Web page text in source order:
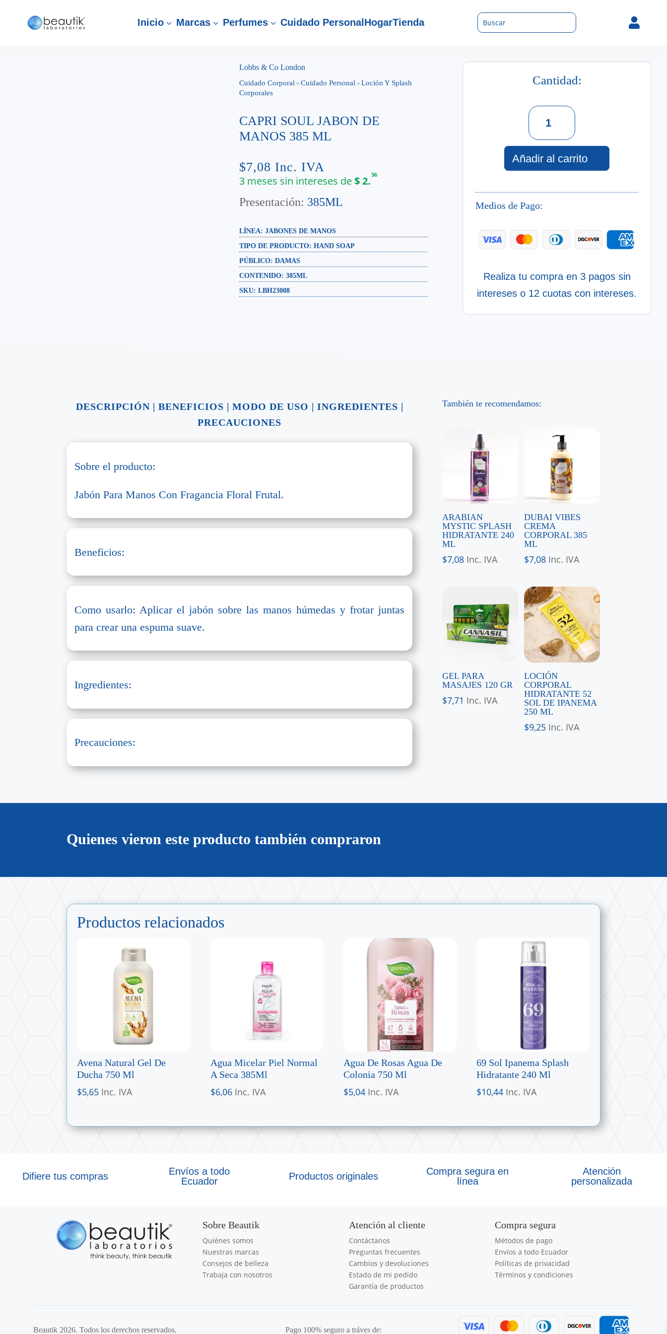
Inicio 3 Marcas 3 Perfumes 3 Cuidado Personal HogarTienda 
Lobbs & Co London
Cuidado Corporal >Cuidado Personal > Loción Y Splash
Corporales
CAPRI SOUL JABON DE
MANOS 385 ML
$7,08 Inc. IVA
3 meses sin intereses de$2.36
Presentación: 385ML
LÍNEA: JABONES DE MANOS
TIPO DE PRODUCTO:HAND SOAP
PÚBLICO:DAMAS
CONTENIDO:385ML
SKU: LBH23008
Cantidad:
Capri
Jabon
De
Manos
cantidad
Añadir al carrito
Medios de Pago:
Realiza tu compra en 3 pagos sin
intereses o 12 cuotas con intereses.
DESCRIPCIÓN| BENEFICIOS | MODO DE USO | INGREDIENTES |
PRECAUCIONES
Sobre el producto:
Jabón Para Manos Con Fragancia Floral Frutal.
Beneficios:
Como usarlo: Aplicar el jabón sobre las manos húmedas y frotar juntas
para crear una espuma suave.
Ingredientes:
Precauciones:
También te recomendamos:
ARABIAN
MYSTIC SPLASH
HIDRATANTE 240
ML
$7,08 Inc. IVA
DUBAI VIBES
CREMA
CORPORAL 385
ML
$7,08 Inc. IVA
GEL PARA
MASAJES 120 GR
$7,71 Inc. IVA
LOCIÓN
CORPORAL
HIDRATANTE 52
SOL DE IPANEMA
250 ML
$9,25 Inc. IVA
Quienes vieron este producto también compraron
Productos relacionados
Avena Natural Gel De
Ducha 750 Ml
$5,65 Inc. IVA
Agua Micelar Piel Normal
A Seca 385Ml
$6,06 Inc. IVA
Agua De Rosas Agua De
Colonia 750 Ml
$5,04 Inc. IVA
69 Sol Ipanema Splash
Hidratante 240 Ml
$10,44 Inc. IVA
Difiere tus compras
Envíos a todo
Ecuador
Productos originales
Compra segura en
línea
Atención
personalizada
Sobre Beautik
Quiénes somos
Nuestras marcas
Consejos de belleza
Trabaja con nosotros
Atención al cliente
Contáctanos
Preguntas frecuentes
Cambios y devoluciones
Estado de mi pedido
Garantía de productos
Compra segura
Métodos de pago
Envíos a todo Ecuador
Políticas de privacidad
Términos y condiciones
Beautik 2026. Todos los derechos reservados. Pago 100% seguro a tráves de: